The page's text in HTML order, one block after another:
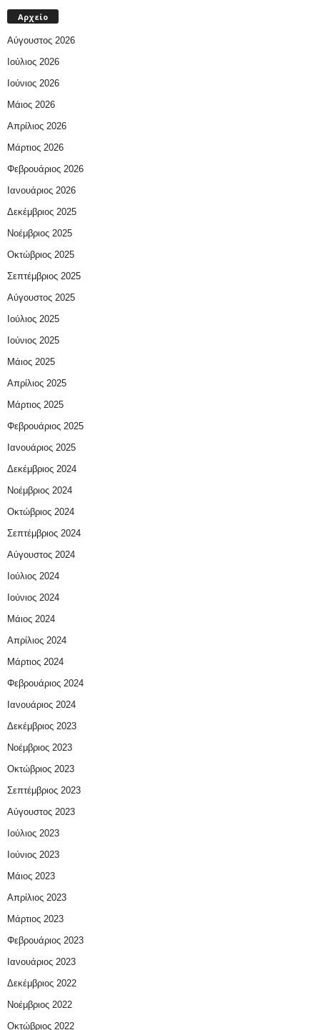
Αρχείο
Αύγουστος 2026
Ιούλιος 2026
Ιούνιος 2026
Μάιος 2026
Απρίλιος 2026
Μάρτιος 2026
Φεβρουάριος 2026
Ιανουάριος 2026
Δεκέμβριος 2025
Νοέμβριος 2025
Οκτώβριος 2025
Σεπτέμβριος 2025
Αύγουστος 2025
Ιούλιος 2025
Ιούνιος 2025
Μάιος 2025
Απρίλιος 2025
Μάρτιος 2025
Φεβρουάριος 2025
Ιανουάριος 2025
Δεκέμβριος 2024
Νοέμβριος 2024
Οκτώβριος 2024
Σεπτέμβριος 2024
Αύγουστος 2024
Ιούλιος 2024
Ιούνιος 2024
Μάιος 2024
Απρίλιος 2024
Μάρτιος 2024
Φεβρουάριος 2024
Ιανουάριος 2024
Δεκέμβριος 2023
Νοέμβριος 2023
Οκτώβριος 2023
Σεπτέμβριος 2023
Αύγουστος 2023
Ιούλιος 2023
Ιούνιος 2023
Μάιος 2023
Απρίλιος 2023
Μάρτιος 2023
Φεβρουάριος 2023
Ιανουάριος 2023
Δεκέμβριος 2022
Νοέμβριος 2022
Οκτώβριος 2022